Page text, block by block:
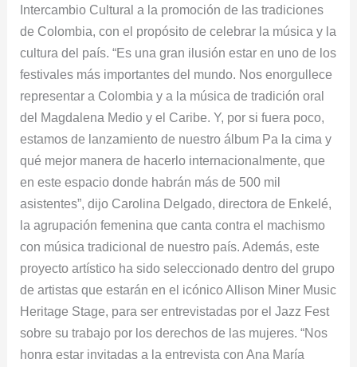
Intercambio Cultural a la promoción de las tradiciones
de Colombia, con el propósito de celebrar la música y la
cultura del país. “Es una gran ilusión estar en uno de los
festivales más importantes del mundo. Nos enorgullece
representar a Colombia y a la música de tradición oral
del Magdalena Medio y el Caribe. Y, por si fuera poco,
estamos de lanzamiento de nuestro álbum Pa la cima y
qué mejor manera de hacerlo internacionalmente, que
en este espacio donde habrán más de 500 mil
asistentes”, dijo Carolina Delgado, directora de Enkelé,
la agrupación femenina que canta contra el machismo
con música tradicional de nuestro país. Además, este
proyecto artístico ha sido seleccionado dentro del grupo
de artistas que estarán en el icónico Allison Miner Music
Heritage Stage, para ser entrevistadas por el Jazz Fest
sobre su trabajo por los derechos de las mujeres. “Nos
honra estar invitadas a la entrevista con Ana María